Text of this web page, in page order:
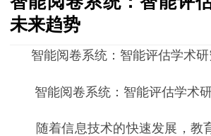
未来趋势
智能阅卷系统：智能评估学术
智能阅卷系统：智能评估学术研
随着信息技术的快速发展，教